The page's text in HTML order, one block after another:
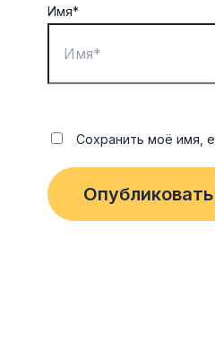
Имя*
Сохранить моё имя,